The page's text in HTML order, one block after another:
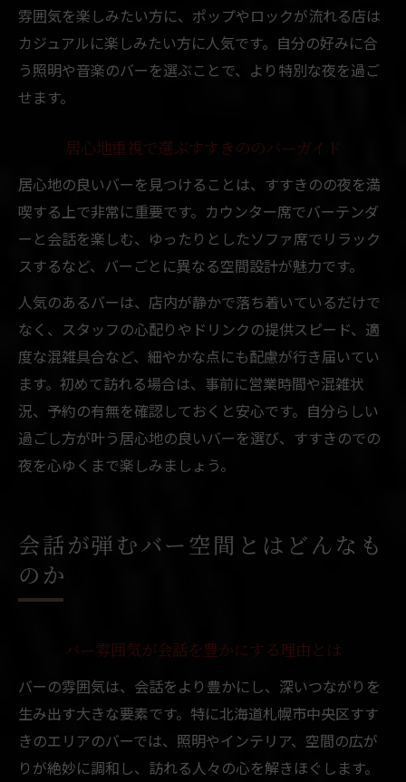
雰囲気を楽しみたい方に、ポップやロックが流れる店は
カジュアルに楽しみたい方に人気です。自分の好みに合
う照明や音楽のバーを選ぶことで、より特別な夜を過ご
せます。
居心地重視で選ぶすすきののバーガイド
居心地の良いバーを見つけることは、すすきのの夜を満
喫する上で非常に重要です。カウンター席でバーテンダ
ーと会話を楽しむ、ゆったりとしたソファ席でリラック
スするなど、バーごとに異なる空間設計が魅力です。
人気のあるバーは、店内が静かで落ち着いているだけで
なく、スタッフの心配りやドリンクの提供スピード、適
度な混雑具合など、細やかな点にも配慮が行き届いてい
ます。初めて訪れる場合は、事前に営業時間や混雑状
況、予約の有無を確認しておくと安心です。自分らしい
過ごし方が叶う居心地の良いバーを選び、すすきのでの
夜を心ゆくまで楽しみましょう。
会話が弾むバー空間とはどんなも
のか
バー雰囲気が会話を豊かにする理由とは
バーの雰囲気は、会話をより豊かにし、深いつながりを
生み出す大きな要素です。特に北海道札幌市中央区すす
きのエリアのバーでは、照明やインテリア、空間の広が
りが絶妙に調和し、訪れる人々の心を解きほぐします。